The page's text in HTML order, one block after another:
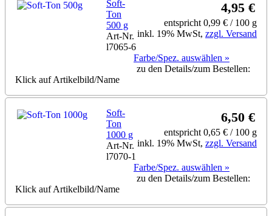
4,95 €
entspricht 0,99 € / 100 g
inkl. 19% MwSt, zzgl. Versand
Soft-
Ton
500 g
Art-Nr.
l7065-6
Farbe/Spez. auswählen »
zu den Details/zum Bestellen:
Klick auf Artikelbild/Name
6,50 €
entspricht 0,65 € / 100 g
inkl. 19% MwSt, zzgl. Versand
Soft-
Ton
1000 g
Art-Nr.
l7070-1
Farbe/Spez. auswählen »
zu den Details/zum Bestellen:
Klick auf Artikelbild/Name